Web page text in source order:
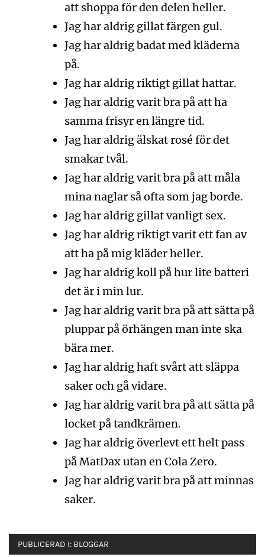
att shoppa för den delen heller.
Jag har aldrig gillat färgen gul.
Jag har aldrig badat med kläderna
på.
Jag har aldrig riktigt gillat hattar.
Jag har aldrig varit bra på att ha
samma frisyr en längre tid.
Jag har aldrig älskat rosé för det
smakar tvål.
Jag har aldrig varit bra på att måla
mina naglar så ofta som jag borde.
Jag har aldrig gillat vanligt sex.
Jag har aldrig riktigt varit ett fan av
att ha på mig kläder heller.
Jag har aldrig koll på hur lite batteri
det är i min lur.
Jag har aldrig varit bra på att sätta på
pluppar på örhängen man inte ska
bära mer.
Jag har aldrig haft svårt att släppa
saker och gå vidare.
Jag har aldrig varit bra på att sätta på
locket på tandkrämen.
Jag har aldrig överlevt ett helt pass
på MatDax utan en Cola Zero.
Jag har aldrig varit bra på att minnas
saker.
PUBLICERAD I: BLOGGAR